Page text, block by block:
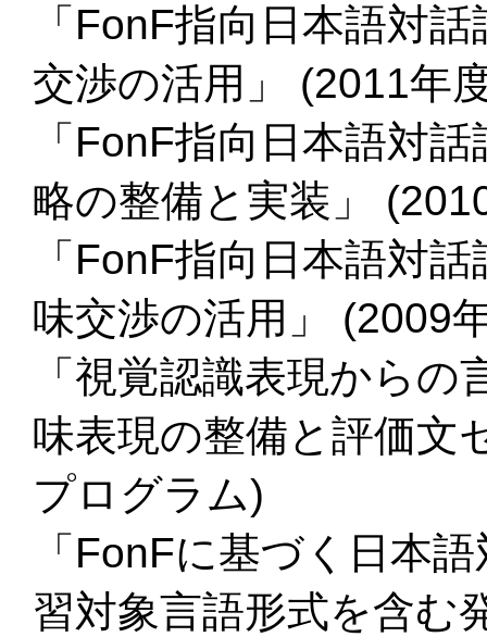
「FonF指向日本語対
交渉の活用」 (2011年
「FonF指向日本語対
略の整備と実装」
「FonF指向日本語対
味交渉の活用」 (2009
「視覚認識表現から
味表現の整備と評価文
プログラム)
「FonFに基づく日本
習対象言語形式を含む